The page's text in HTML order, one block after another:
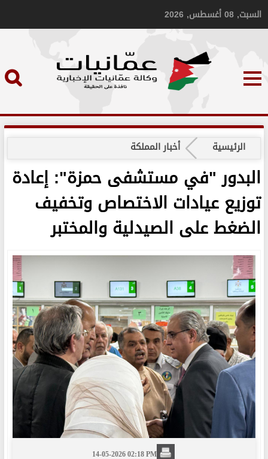
السبت, 08 أغسطس, 2026
الرئيسية أخبار المملكة
البدور "في مستشفى حمزة": إعادة
توزيع عيادات الاختصاص وتخفيف
الضغط على الصيدلية والمختبر
14-05-2026 02:18 PM